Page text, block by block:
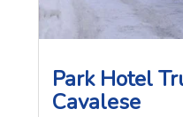
Park Hotel
Cavalese